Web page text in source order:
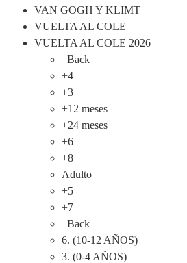
VAN GOGH Y KLIMT
VUELTA AL COLE
VUELTA AL COLE 2026
Back
+4
+3
+12 meses
+24 meses
+6
+8
Adulto
+5
+7
Back
6. (10-12 AÑOS)
3. (0-4 AÑOS)